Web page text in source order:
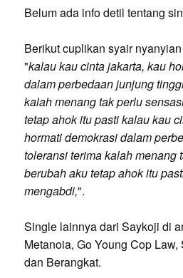
Belum ada info detil tentang
Berikut cuplikan syair
"kalau kau cinta jakarta, kau
dalam perbedaan junjung
kalah menang tak perlu
tetap ahok itu pasti kalau kau
hormati demokrasi dalam
toleransi terima kalah menang
berubah aku tetap ahok itu
mengabdi,".
Single lainnya dari Saykoji di
Metanoia, Go Young Cop Law,
dan Berangkat.